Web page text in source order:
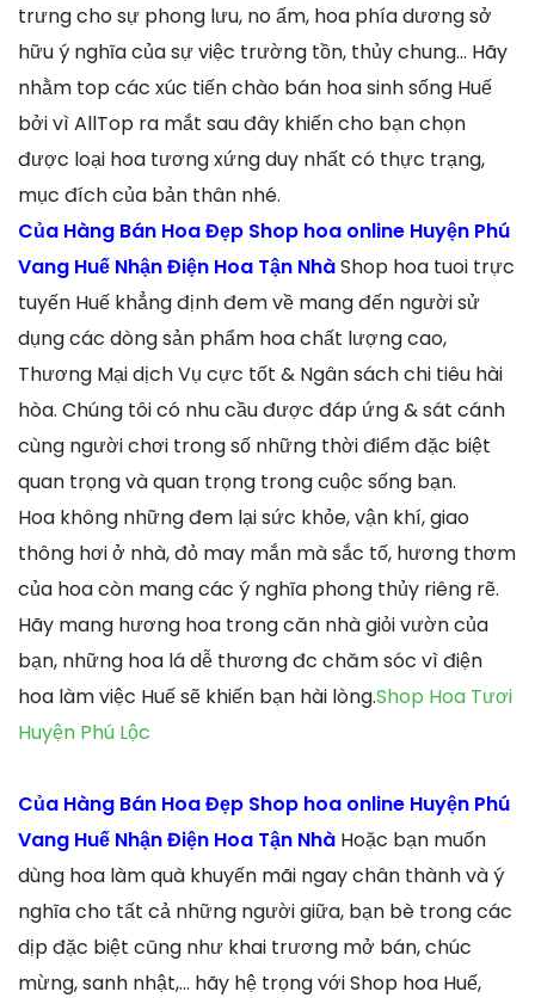
trưng cho sự phong lưu, no ấm, hoa phía dương sở
hữu ý nghĩa của sự việc trường tồn, thủy chung… Hãy
nhằm top các xúc tiến chào bán hoa sinh sống Huế
bởi vì AllTop ra mắt sau đây khiến cho bạn chọn
được loại hoa tương xứng duy nhất có thực trạng,
mục đích của bản thân nhé.
Của Hàng Bán Hoa Đẹp Shop hoa online Huyện Phú
Vang Huế Nhận Điện Hoa Tận NhàShop hoa tuoi trực
tuyến Huế khẳng định đem về mang đến người sử
dụng các dòng sản phẩm hoa chất lượng cao,
Thương Mại dịch Vụ cực tốt & Ngân sách chi tiêu hài
hòa. Chúng tôi có nhu cầu được đáp ứng & sát cánh
cùng người chơi trong số những thời điểm đặc biệt
quan trọng và quan trọng trong cuộc sống bạn.
Hoa không những đem lại sức khỏe, vận khí, giao
thông hơi ở nhà, đỏ may mắn mà sắc tố, hương thơm
của hoa còn mang các ý nghĩa phong thủy riêng rẽ.
Hãy mang hương hoa trong căn nhà giỏi vườn của
bạn, những hoa lá dễ thương đc chăm sóc vì điện
hoa làm việc Huế sẽ khiến bạn hài lòng.Shop Hoa Tươi
Huyện Phú Lộc
Của Hàng Bán Hoa Đẹp Shop hoa online Huyện Phú
Vang Huế Nhận Điện Hoa Tận Nhà Hoặc bạn muốn
dùng hoa làm quà khuyến mãi ngay chân thành và ý
nghĩa cho tất cả những người giữa, bạn bè trong các
dịp đặc biệt cũng như khai trương mở bán, chúc
mừng, sanh nhật,… hãy hệ trọng với Shop hoa Huế,